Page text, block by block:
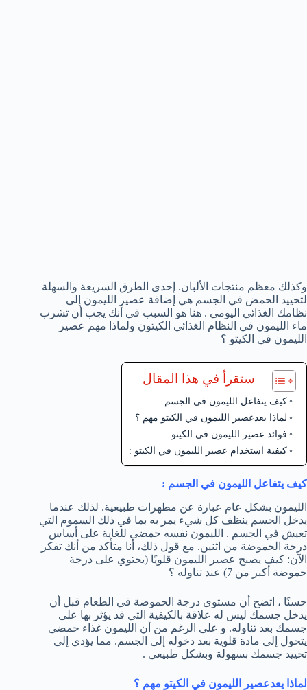
وكذلك معظم منتجات الألبان. إحدى الطرق السريعة والسهلة
لتحييد الحمض في الجسم هي إضافة عصير الليمون إلى
نظامك الغذائي اليومي . هنا هو السبب في أنك يجب أن تشرب
ماء الليمون في النظام الغذائي الكيتون ولماذا مهم عصير
الليمون في الكيتو ؟
ستقرأ في هذا المقال
كيف يتفاعل الليمون في الجسم :
لماذا يعدعصير الليمون في الكيتو مهم ؟
فوائد عصير الليمون في الكيتو
كيفية استخدام عصير الليمون في الكيتو :
كيف يتفاعل الليمون في الجسم :
الليمون بشكل عام عبارة عن مطهرات طبيعية. لذلك عندما
يدخل الجسم ينظف كل شيء يمر به بما في ذلك السموم التي
تعيش في الجسم . الليمون نفسه حمضي للغاية على أساس
درجة الحموضة من اثنين. مع قول ذلك، أنا متأكد من أنك تفكر
الآن: كيف يصبح عصير الليمون قلويًا (يحتوي على درجة
حموضة أكبر من 7) عند تناوله ؟
حسنًا ، اتضح أن مستوى درجة الحموضة في الطعام قبل أن
يدخل جسمك ليس له علاقة بالكيفية التي قد يؤثر بها على
جسمك بعد تناوله. و على الرغم من أن الليمون غذاء حمضي
يتحول إلى مادة قلوية بعد دخوله إلى الجسم. مما يؤدي إلى
تحييد جسمك بسهولة وبشكل طبيعي .
لماذا يعدعصير الليمون في الكيتو مهم ؟